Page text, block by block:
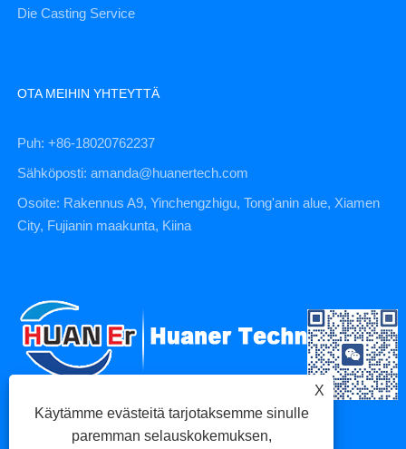
Die Casting Service
OTA MEIHIN YHTEYTTÄ
Puh: +86-18020762237
Sähköposti: amanda@huanertech.com
Osoite: Rakennus A9, Yinchengzhigu, Tong'anin alue, Xiamen
City, Fujianin maakunta, Kiina
X
Käytämme evästeitä tarjotaksemme sinulle
paremman selauskokemuksen,